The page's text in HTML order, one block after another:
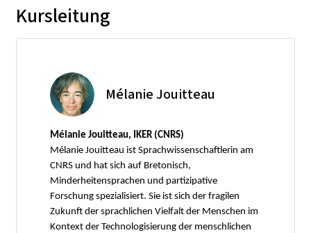
Kursleitung
Mélanie Jouitteau
Mélanie Jouitteau, IKER (CNRS)
Mélanie Jouitteau ist Sprachwissenschaftlerin am
CNRS und hat sich auf Bretonisch,
Minderheitensprachen und partizipative
Forschung spezialisiert. Sie ist sich der fragilen
Zukunft der sprachlichen Vielfalt der Menschen im
Kontext der Technologisierung der menschlichen